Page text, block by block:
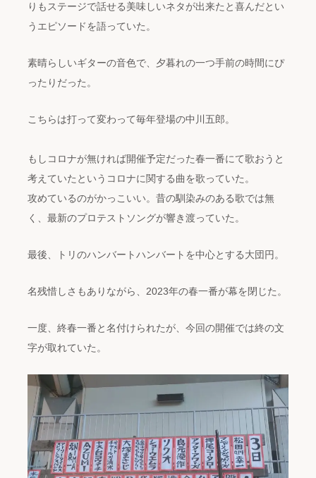
りもステージで話せる美味しいネタが出来たと喜んだとい
うエピソードを語っていた。
素晴らしいギターの音色で、夕暮れの一つ手前の時間にぴ
ったりだった。
こちらは打って変わって毎年登場の中川五郎。
もしコロナが無ければ開催予定だった春一番にて歌おうと
考えていたというコロナに関する曲を歌っていた。
攻めているのがかっこいい。昔の馴染みのある歌では無
く、最新のプロテストソングが響き渡っていた。
最後、トリのハンバートハンバートを中心とする大団円。
名残惜しさもありながら、2023年の春一番が幕を閉じた。
一度、終春一番と名付けられたが、今回の開催では終の文
字が取れていた。